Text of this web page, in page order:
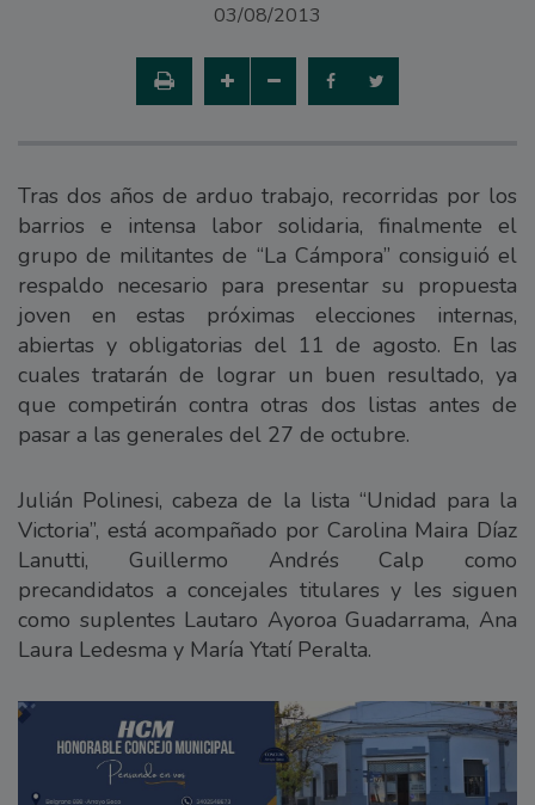
03/08/2013
Tras dos años de arduo trabajo, recorridas por los
barrios e intensa labor solidaria, finalmente el
grupo de militantes de “La Cámpora” consiguió el
respaldo necesario para presentar su propuesta
joven en estas próximas elecciones internas,
abiertas y obligatorias del 11 de agosto. En las
cuales tratarán de lograr un buen resultado, ya
que competirán contra otras dos listas antes de
pasar a las generales del 27 de octubre.
Julián Polinesi, cabeza de la lista “Unidad para la
Victoria”, está acompañado por Carolina Maira Díaz
Lanutti, Guillermo Andrés Calp como
precandidatos a concejales titulares y les siguen
como suplentes Lautaro Ayoroa Guadarrama, Ana
Laura Ledesma y María Ytatí Peralta.